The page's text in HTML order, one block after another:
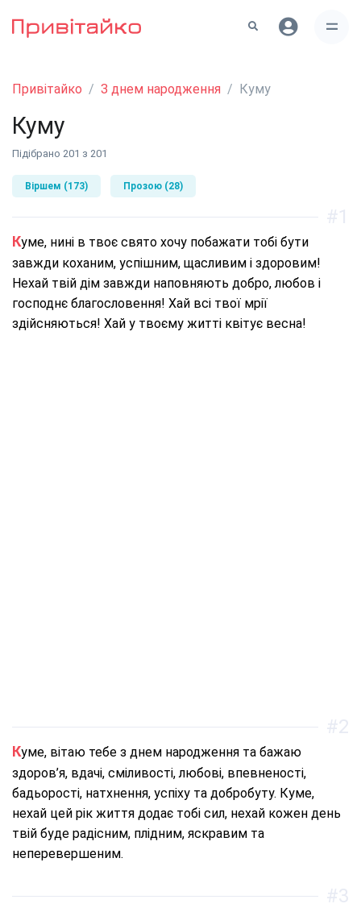
Привітайко З днем народження Куму
Куму
Підібрано 201 з 201
Віршем (173) Прозою (28)
Куме, нині в твоє свято хочу побажати тобі бути
завжди коханим, успішним, щасливим і здоровим!
Нехай твій дім завжди наповняють добро, любов і
господнє благословення! Хай всі твої мрії
здійсняються! Хай у твоєму житті квітує весна!
#1
Куме, вітаю тебе з днем народження та бажаю
здоров’я, вдачі, сміливості, любові, впевненості,
бадьорості, натхнення, успіху та добробуту. Куме,
нехай цей рік життя додає тобі сил, нехай кожен день
твій буде радісним, плідним, яскравим та
неперевершеним.
#2
#3